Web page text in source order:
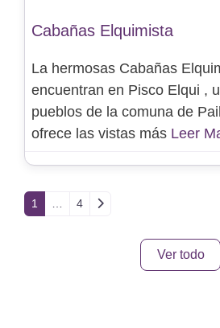
Cabañas Elquimista
La hermosas Cabañas
encuentran en Pisco Elqui ,
pueblos de la comuna de
ofrece las vistas más Leer
1 4 Entradas anteriores
Ver todo